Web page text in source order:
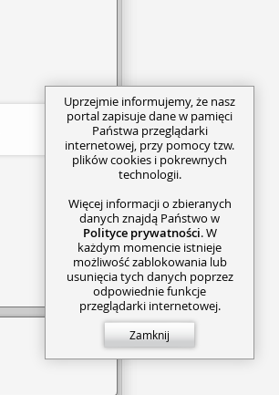
Uprzejmie informujemy, że nasz
portal zapisuje dane w pamięci
Państwa przeglądarki
internetowej, przy pomocy tzw.
plików cookies i pokrewnych
technologii.
Więcej informacji o zbieranych
danych znajdą Państwo w
Polityce prywatności. W
każdym momencie istnieje
możliwość zablokowania lub
usunięcia tych danych poprzez
odpowiednie funkcje
przeglądarki internetowej.
Zamknij